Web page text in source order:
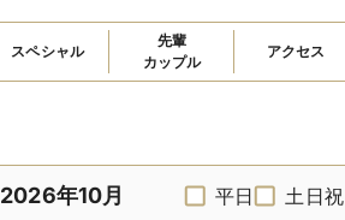
スペシャル
先輩
カップル
アクセス
2026年10月 平日 土日祝